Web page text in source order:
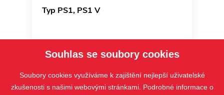
Typ PS1, PS1 V
Souhlas se soubory cookies
Soubory cookies využíváme k zajištění nejlepší uživatelské
zkušenosti s našimi webovými stránkami. Podrobné informace o